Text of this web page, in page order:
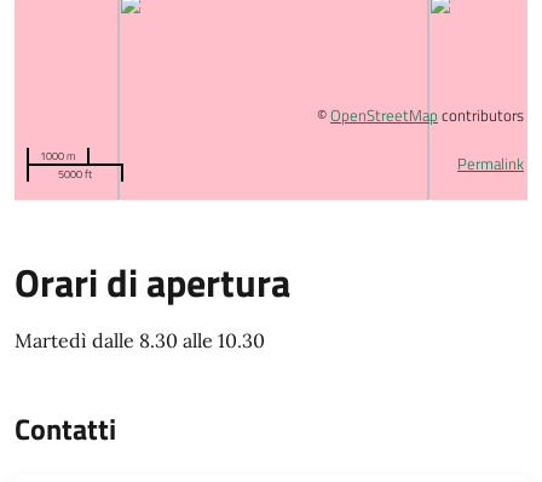
1000 m
5000 ft
Permalink
©OpenStreetMap contributors
Orari di apertura
Martedì dalle 8.30 alle 10.30
Contatti